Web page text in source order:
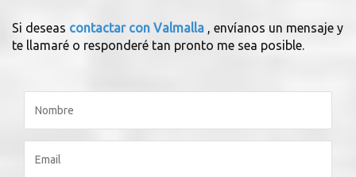
Si deseas contactar con Valmalla , envíanos un mensaje y
te llamaré o responderé tan pronto me sea posible.